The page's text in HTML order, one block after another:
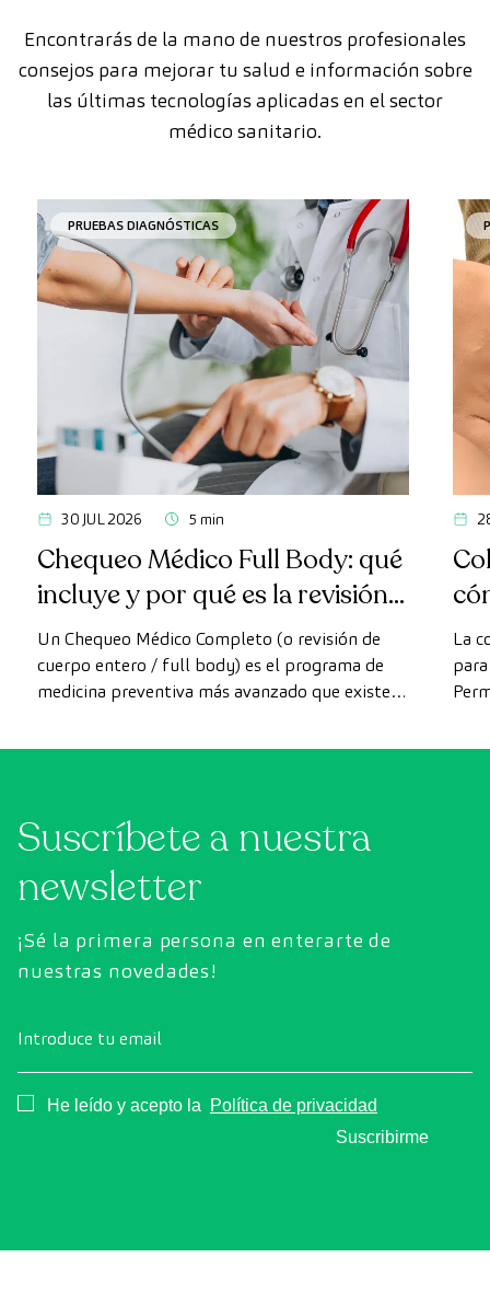
Encontrarás de la mano de nuestros profesionales
consejos para mejorar tu salud e información sobre
las últimas tecnologías aplicadas en el sector
médico sanitario.
PRUEBAS DIAGNÓSTICAS
30 JUL 2026 5 min
Chequeo Médico Full Body: qué
incluye y por qué es la revisión
más avanzada
Un Chequeo Médico Completo (o revisión de
cuerpo entero / full body) es el programa de
medicina preventiva más avanzado que existe
convencionales, este chequeo utiliza la
exhaustiva el estado de los órganos vitales, el
sistema vascular y el cerebro antes de que
aparezcan los primeros síntomas.
La
Suscríbete a nuestra
newsletter
¡Sé la primera persona en enterarte de
nuestras novedades!
Introduce tu email
Consentimiento
He leído y acepto la
Política de privacidad
Suscribirme